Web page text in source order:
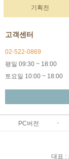
기획전
고객센터
02-522-0869
평일 09:30 ~ 18:00
토요일 10:00 ~ 18:00
PC버전
대표 :